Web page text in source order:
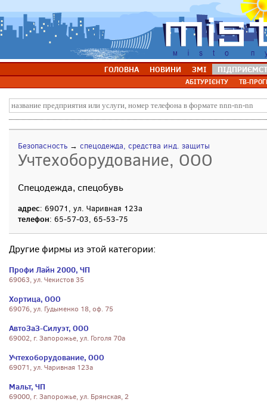
ГОЛОВНА НОВИНИ ЗМІ
АБІТУРІЄНТУ ТВ-
Безопасность → спецодежда, средства инд. защиты
Учтехоборудование, ООО
Спецодежда, спецобувь
адрес: 69071, ул. Чаривная 123а
телефон: 65-57-03, 65-53-75
Другие фирмы из этой категории:
Профи Лайн 2000, ЧП
69063, ул. Чекистов 35
Хортица, ООО
69076, ул. Гудыменко 18, оф. 75
АвтоЗаЗ-Силуэт, ООО
69002, г. Запорожье, ул. Гоголя 70а
Учтехоборудование, ООО
69071, ул. Чаривная 123а
Мальт, ЧП
69000, г. Запорожье, ул. Брянская, 2